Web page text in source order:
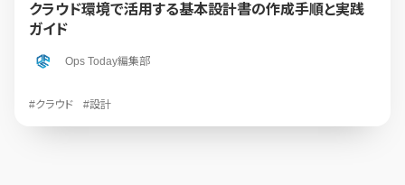
クラウド環境で活用する基本設計書の作成手順と実践
ガイド
Ops Today編集部
#クラウド #設計